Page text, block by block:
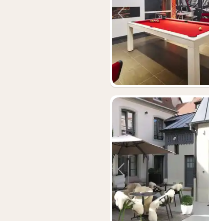
Vorheriges Bild
Vorheriges Bild